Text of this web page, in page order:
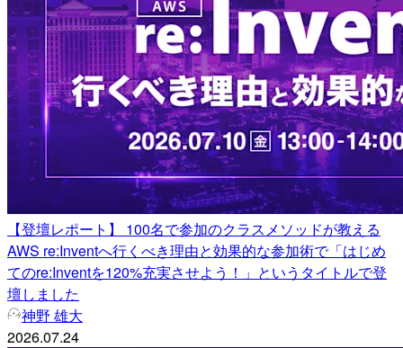
【登壇レポート】 100名で参加のクラスメソッドが教える
AWS re:Inventへ行くべき理由と効果的な参加術で「はじめ
てのre:Inventを120%充実させよう！」というタイトルで登
壇しました
神野 雄大
2026.07.24